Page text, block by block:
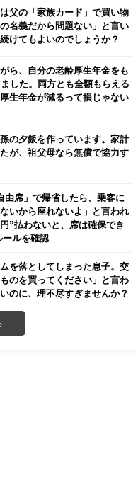
父の「家族カード」で買い物
名義だから問題ない」と言い
けてもよいのでしょうか？
ら、自分の老齢厚生年金をも
した。両方とも全額もらえる
生年金が減るって損じゃない
の夕飯を作っています。家計
が、祖父母なら無償で協力す
由席」で帰省したら、乗客に
いから座れないよ」と言われ
”払わないと、席は確保でき
ールを確認
を落としてしまった息子。交
のを買ってください」と言わ
のに、理不尽すぎませんか？